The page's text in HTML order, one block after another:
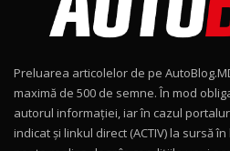
Noul Geely EX2 /
15:22
Mercedes-AMG E
Drive AutoBlog.MD
16:27
Preluarea articolelor de pe
maximă de 500 de semne. În mod
autorul informației, iar în cazul
indicat și linkul direct (ACTIV) la sursă